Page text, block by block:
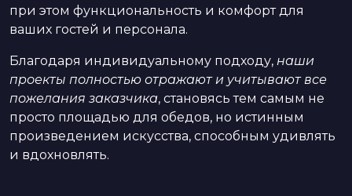
при этом функциональность и комфорт для
ваших гостей и персонала.
Благодаря индивидуальному подходу, наши
проекты полностью отражают и учитывают все
пожелания заказчика, становясь тем самым не
просто площадью для обедов, но истинным
произведением искусства, способным удивлять
и вдохновлять.